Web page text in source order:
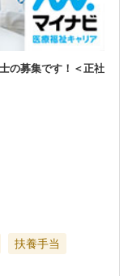
の募集です！＜正社
扶養手当